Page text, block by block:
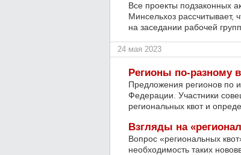
Все проекты подзаконных
Минсельхоз рассчитывает,
на заседании рабочей
24 мая 2023
Регионы по-разному
Предложения регионов по
Федерации. Участники
региональных квот и
Взгляды на
Вопрос «региональных
необходимость таких